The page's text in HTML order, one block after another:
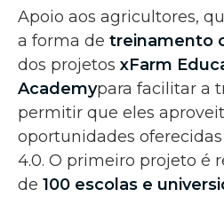
Apoio aos agricultores,
a forma de treinamento
dos projetos xFarm
Academypara facilitar a
permitir que eles
oportunidades
4.0. O primeiro projeto é
de 100 escolas e